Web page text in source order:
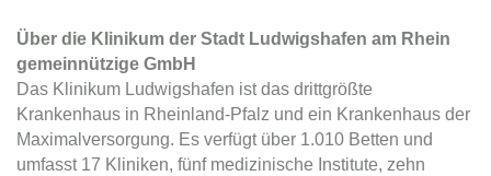
Über die Klinikum der Stadt Ludwigshafen am Rhein
gemeinnützige GmbH
Das Klinikum Ludwigshafen ist das drittgrößte
Krankenhaus in Rheinland-Pfalz und ein Krankenhaus der
Maximalversorgung. Es verfügt über 1.010 Betten und
umfasst 17 Kliniken, fünf medizinische Institute, zehn